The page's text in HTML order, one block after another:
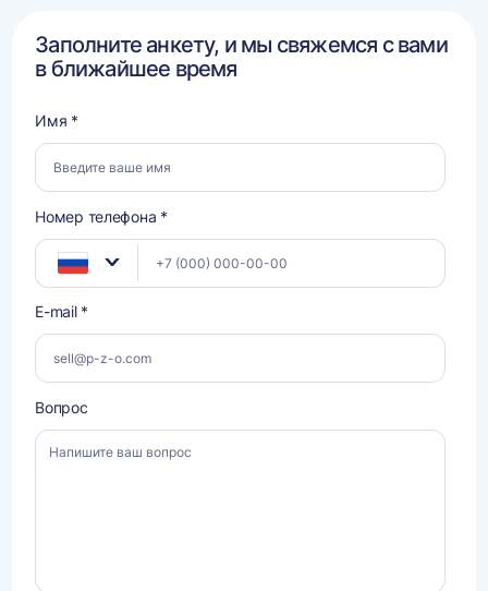
Заполните анкету, и мы свяжемся с вами
в ближайшее время
Имя *
Номер телефона *
E-mail *
Вопрос